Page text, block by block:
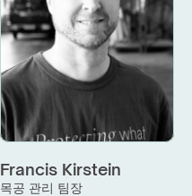
Francis Kirstein
목공 관리 팀장